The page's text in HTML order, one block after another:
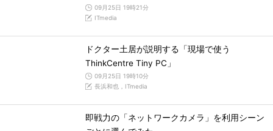
09月25日 19時21分
ITmedia
ドクター土居が説明する「現場で使う
ThinkCentre Tiny PC」
09月25日 19時10分
長浜和也，ITmedia
即戦力の「ネットワークカメラ」を利用シーン